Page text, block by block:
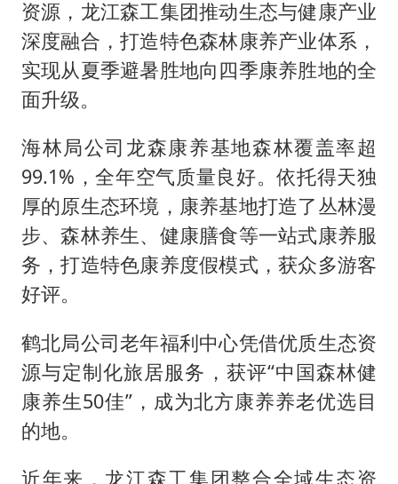
资源，龙江森工集团推动生态与健康产业
深度融合，打造特色森林康养产业体系，
实现从夏季避暑胜地向四季康养胜地的全
面升级。
海林局公司龙森康养基地森林覆盖率超
99.1%，全年空气质量良好。依托得天独
厚的原生态环境，康养基地打造了丛林漫
步、森林养生、健康膳食等一站式康养服
务，打造特色康养度假模式，获众多游客
好评。
鹤北局公司老年福利中心凭借优质生态资
源与定制化旅居服务，获评“中国森林健
康养生50佳”，成为北方康养养老优选目
的地。
近年来，龙江森工集团整合全域生态资